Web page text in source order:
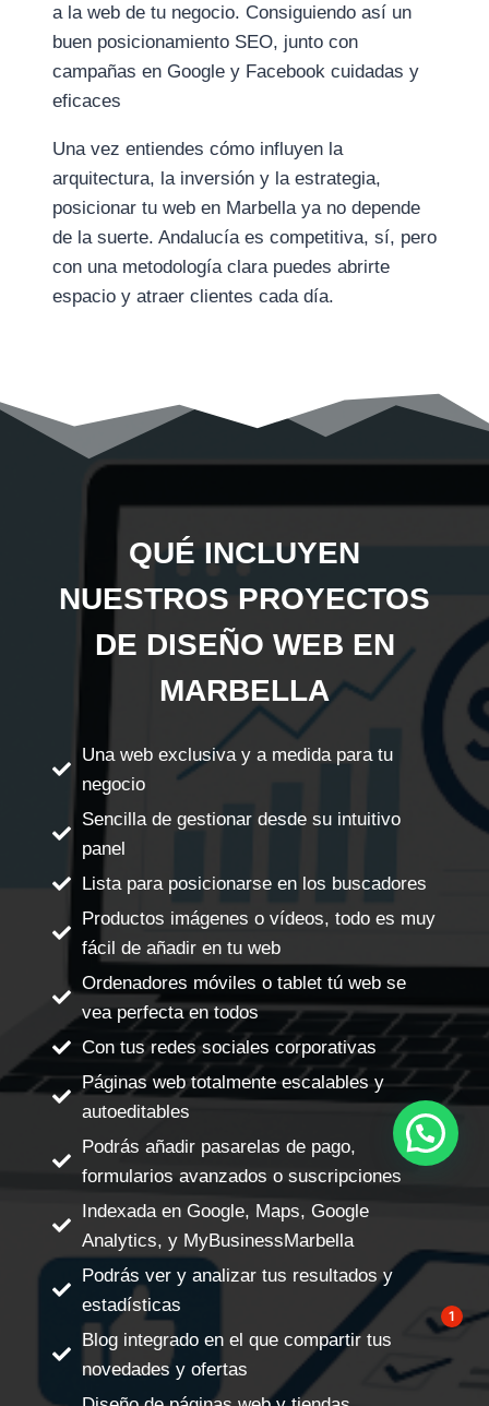
a la web de tu negocio. Consiguiendo así un
buen posicionamiento SEO, junto con
campañas en Google y Facebook cuidadas y
eficaces
Una vez entiendes cómo influyen la
arquitectura, la inversión y la estrategia,
posicionar tu web en Marbella ya no depende
de la suerte. Andalucía es competitiva, sí, pero
con una metodología clara puedes abrirte
espacio y atraer clientes cada día.
QUÉ INCLUYEN
NUESTROS PROYECTOS
DE DISEÑO WEB EN
MARBELLA
Una web exclusiva y a medida para tu
negocio
Sencilla de gestionar desde su intuitivo
panel
Lista para posicionarse en los buscadores
Productos imágenes o vídeos, todo es muy
fácil de añadir en tu web
Ordenadores móviles o tablet tú web se
vea perfecta en todos
Con tus redes sociales corporativas
Páginas web totalmente escalables y
autoeditables
Podrás añadir pasarelas de pago,
formularios avanzados o suscripciones
Indexada en Google, Maps, Google
Analytics, y MyBusinessMarbella
Podrás ver y analizar tus resultados y
estadísticas
Blog integrado en el que compartir tus
novedades y ofertas
1